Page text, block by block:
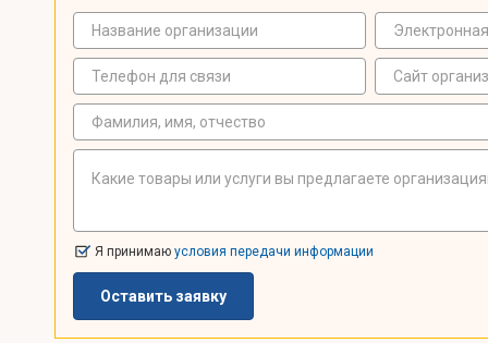
Я принимаю условия передачи информации
Оставить заявку